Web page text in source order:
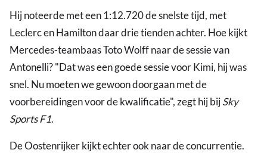
Hij noteerde met een 1:12.720 de snelste tijd, met
Leclerc en Hamilton daar drie tienden achter. Hoe kijkt
Mercedes-teambaas Toto Wolff naar de sessie van
Antonelli? "Dat was een goede sessie voor Kimi, hij was
snel. Nu moeten we gewoon doorgaan met de
voorbereidingen voor de kwalificatie", zegt hij bijSky
Sports F1.
De Oostenrijker kijkt echter ook naar de concurrentie.